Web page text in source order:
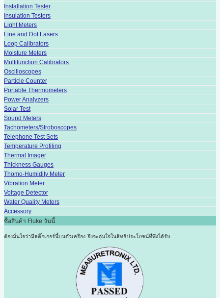
Installation Tester
Insulation Testers
Light Meters
Line and Dot Lasers
Loop Calibrators
Moisture Meters
Multifunction Calibrators
Oscilloscopes
Particle Counter
Portable Thermometers
Power Analyzers
Solar Test
Sound Meters
Tachometers/Stroboscopes
Telephone Test Sets
Temperature Profiling
Thermal Imager
Thickness Gauges
Thomo-Humidity Meter
Vibration Meter
Voltage Detector
Water Quality Meters
Accessory
ซื้อสินค้า Fluke วันนี้
ต้องมั่นใจว่ามีสติ๊กเกอร์นี้บนตัวเครื่อง จึงจะอุ่นใจในสิทธิประโยชน์ที่พึงได้รับ